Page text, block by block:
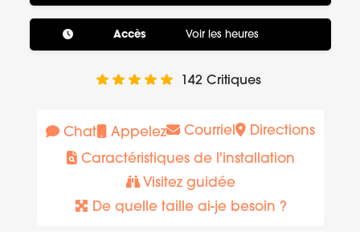
Accès Voir les heures
142 Critiques
Chat Appelez Courriel
Directions
Caractéristiques de l'installation
Visitez guidée
De quelle taille ai-je besoin ?